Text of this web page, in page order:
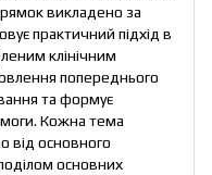
викладено за
практичний підхід в
клінічним
попереднього
та формує
Кожна тема
від основного
основних